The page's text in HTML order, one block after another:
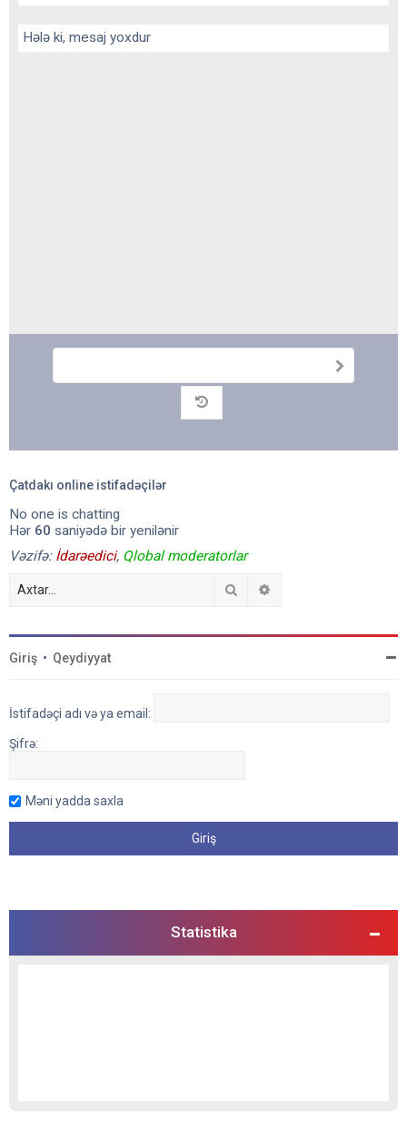
Hələ ki, mesaj yoxdur
ö
Arxiv
Çatdakı online istifadəçilər
No one is chatting
Hər 60 saniyədə bir yenilənir
Vəzifə: İdarəedici, Qlobal moderatorlar
Axtar
Giriş • Qeydiyyat
İstifadəçi adı və ya email:
Şifrə:
Məni yadda saxla
Statistika